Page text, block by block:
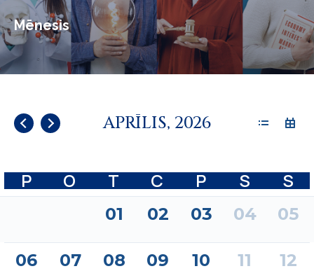
Mēnesis
APRĪLIS, 2026
P O T C P S S
01 02 03 04 05
06 07 08 09 10 11 12